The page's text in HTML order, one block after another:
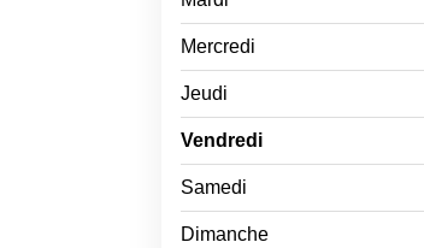
Mercredi
Jeudi
Vendredi
Samedi
Dimanche